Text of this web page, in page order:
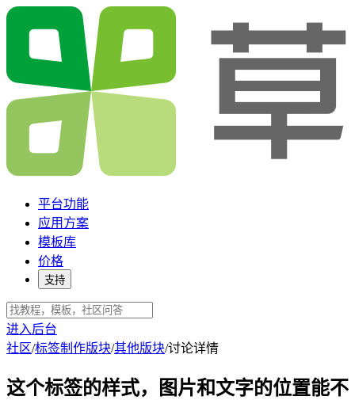
平台功能
应用方案
模板库
价格
支持
进入后台
社区/标签制作版块/其他版块/讨论详情
这个标签的样式，图片和文字的位置能不